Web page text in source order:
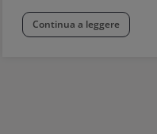
Continua a leggere